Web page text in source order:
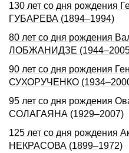
130 лет со дня рождения
ГУБАРЕВА (1894–1994)
80 лет со дня рождения
ЛОБЖАНИДЗЕ
90 лет со дня рождения
СУХОРУЧЕHКО
95 лет со дня рождения
СОЛАГАЯНА (1929–2007)
125 лет со дня рождения
НЕКРАСОВА (1899–1972)